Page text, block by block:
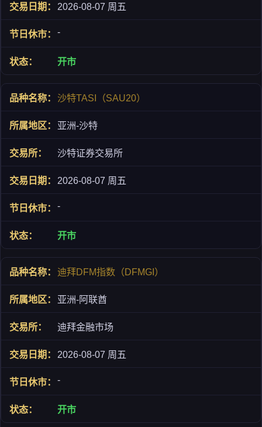
2026-08-07 周五
-
开市
沙特TASI（SAU20）
亚洲-沙特
沙特证券交易所
2026-08-07 周五
-
开市
迪拜DFM指数（DFMGI）
亚洲-阿联酋
迪拜金融市场
2026-08-07 周五
-
开市